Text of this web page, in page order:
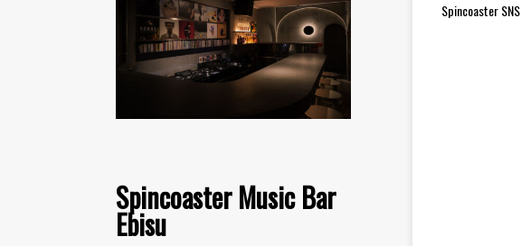
Spincoaster Music Bar
Ebisu
Spincoaster SNS